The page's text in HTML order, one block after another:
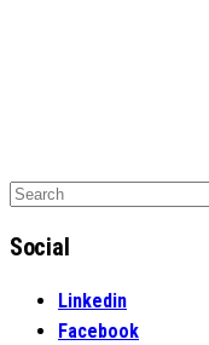
Search
Social
Linkedin
Facebook